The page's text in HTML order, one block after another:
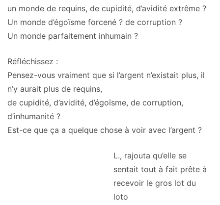
un monde de requins, de cupidité, d’avidité extrême ?
Un monde d’égoïsme forcené ? de corruption ?
Un monde parfaitement inhumain ?
Réfléchissez :
Pensez-vous vraiment que si l’argent n’existait plus, il
n’y aurait plus de requins,
de cupidité, d’avidité, d’égoïsme, de corruption,
d’inhumanité ?
Est-ce que ça a quelque chose à voir avec l’argent ?
L., rajouta qu’elle se
sentait tout à fait prête à
recevoir le gros lot du
loto